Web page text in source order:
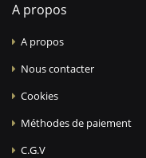
A propos
A propos
Nous contacter
Cookies
Méthodes de paiement
C.G.V